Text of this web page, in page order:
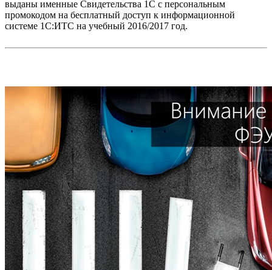
выданы именные Свидетельства 1С с персональным
промокодом на бесплатный доступ к информационной
системе 1С:ИТС на учебный 2016/2017 год.